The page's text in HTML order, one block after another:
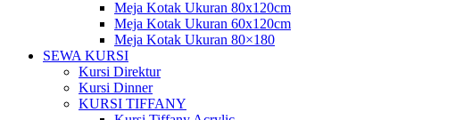
Meja Kotak Ukuran 80x120cm
Meja Kotak Ukuran 60x120cm
Meja Kotak Ukuran 80×180
SEWA KURSI
Kursi Direktur
Kursi Dinner
KURSI TIFFANY